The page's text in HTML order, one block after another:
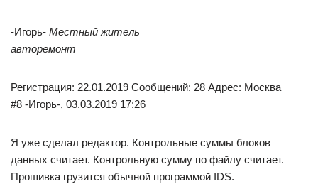
-Игорь- Местный житель
авторемонт
Регистрация: 22.01.2019 Сообщений: 28 Адрес: Москва
#8 -Игорь-, 03.03.2019 17:26
Я уже сделал редактор. Контрольные суммы блоков
данных считает. Контрольную сумму по файлу считает.
Прошивка грузится обычной программой IDS.